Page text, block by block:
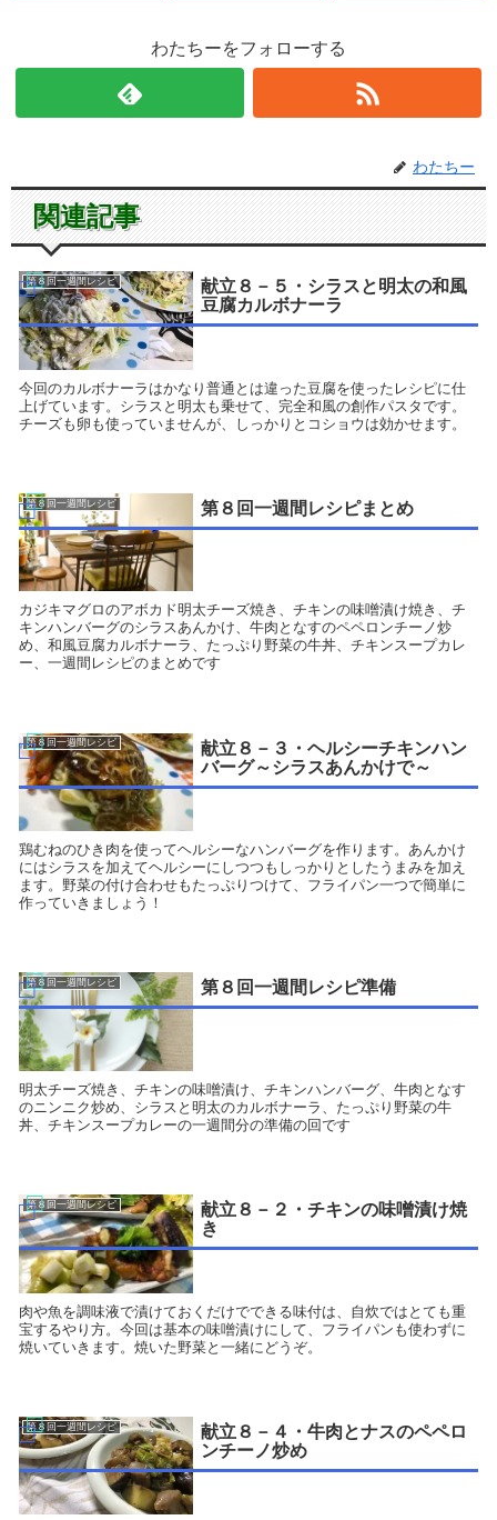
わたちーをフォローする
わたちー
関連記事
第８回一週間レシピ
献立８－５・シラスと明太の和風
豆腐カルボナーラ
今回のカルボナーラはかなり普通とは違った豆腐を使ったレシピに仕
上げています。シラスと明太も乗せて、完全和風の創作パスタです。
チーズも卵も使っていませんが、しっかりとコショウは効かせます。
第８回一週間レシピ 第８回一週間レシピまとめ
カジキマグロのアボカド明太チーズ焼き、チキンの味噌漬け焼き、チ
キンハンバーグのシラスあんかけ、牛肉となすのペペロンチーノ炒
め、和風豆腐カルボナーラ、たっぷり野菜の牛丼、チキンスープカレ
ー、一週間レシピのまとめです
第８回一週間レシピ
献立８－３・ヘルシーチキンハン
バーグ～シラスあんかけで～
鶏むねのひき肉を使ってヘルシーなハンバーグを作ります。あんかけ
にはシラスを加えてヘルシーにしつつもしっかりとしたうまみを加え
ます。野菜の付け合わせもたっぷりつけて、フライパン一つで簡単に
作っていきましょう！
第８回一週間レシピ 第８回一週間レシピ準備
明太チーズ焼き、チキンの味噌漬け、チキンハンバーグ、牛肉となす
のニンニク炒め、シラスと明太のカルボナーラ、たっぷり野菜の牛
丼、チキンスープカレーの一週間分の準備の回です
第８回一週間レシピ
献立８－２・チキンの味噌漬け焼
き
肉や魚を調味液で漬けておくだけでできる味付は、自炊ではとても重
宝するやり方。今回は基本の味噌漬けにして、フライパンも使わずに
焼いていきます。焼いた野菜と一緒にどうぞ。
第８回一週間レシピ
献立８－４・牛肉とナスのペペロ
ンチーノ炒め